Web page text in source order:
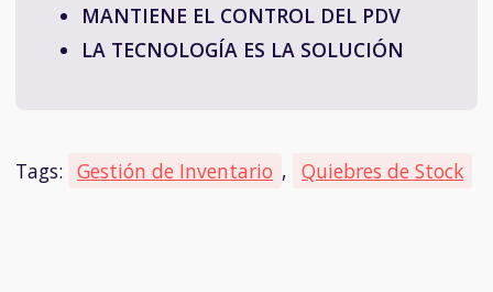
MANTIENE EL CONTROL DEL PDV
LA TECNOLOGÍA ES LA SOLUCIÓN
Tags: Gestión de Inventario , Quiebres de Stock